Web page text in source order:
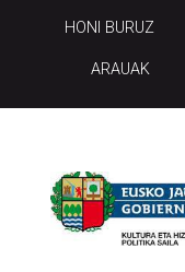
HONI BURUZ
ARAUAK